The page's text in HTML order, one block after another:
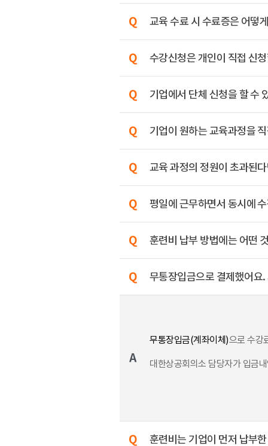
교육 수료 시 수료증은 어떻
수강신청은 개인이 직접 신
기업에서 단체 신청을 할 수
기업이 원하는 교육과정을
교육 과정의 정원이 초과된
평일에 근무하면서 동시에
훈련비 납부 방법에는 어떤
무통장입금으로 결제했어요
무통장입금(계좌이체)으로 수강
대한상공회의소 담당자가 입금
훈련비는 기업이 먼저 납부